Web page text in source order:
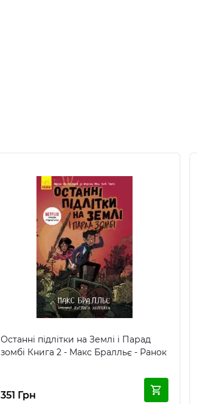
Останні підлітки на Землі і Парад
зомбі Книга 2 - Макс Бралльє - Ранок
351 Грн